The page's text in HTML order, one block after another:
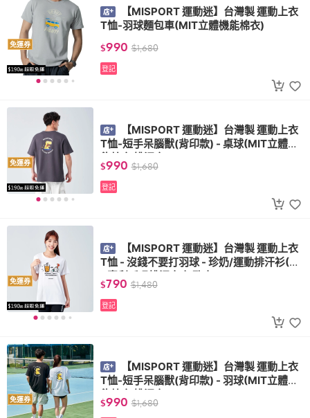
免運券
【MISPORT 運動迷】台灣製 運動上衣
T恤-羽球麵包車(MIT立體機能棉衣)
$990 $1,680
登記
免運券
【MISPORT 運動迷】台灣製 運動上衣
T恤-短手呆腦獸(背印款) - 桌球(MIT立體機
$990 $1,680
登記
免運券
【MISPORT 運動迷】台灣製 運動上衣
T恤 - 沒錢不要打羽球 - 珍奶/運動排汗衫(MI
$790 $1,480
登記
免運券
【MISPORT 運動迷】台灣製 運動上衣
T恤-短手呆腦獸(背印款) - 羽球(MIT立體機
$990 $1,680